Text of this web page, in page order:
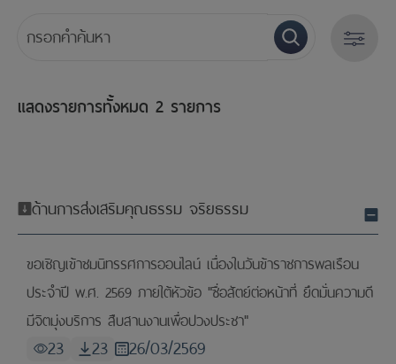
เรียงตาม
แสดงรายการทั้งหมด 2 รายการ
ด้านการส่งเสริมคุณธรรม จริยธรรม
ขอเชิญเข้าชมนิทรรศการออนไลน์ เนื่องในวันข้าราชการพลเรือน
ประจำปี พ.ศ. 2569 ภายใต้หัวข้อ "ซื่อสัตย์ต่อหน้าที่ ยึดมั่นความดี
มีจิตมุ่งบริการ สืบสานงานเพื่อปวงประชา"
23 23 26/03/2569